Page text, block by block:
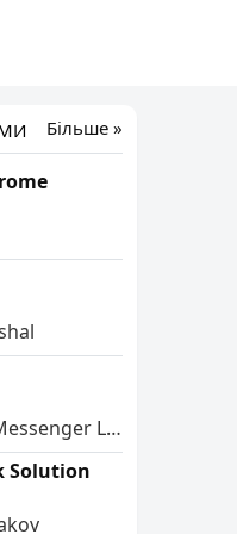
Більше »
Telegram Messenger LLP
Solution